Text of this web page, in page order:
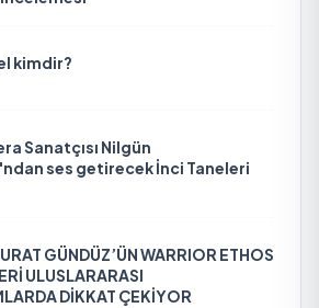
kimdir?
Sanatçısı Nilgün
ses getirecek İnci Taneleri
GÜNDÜZ’ÜN WARRIOR ETHOS
ULUSLARARASI
DİKKAT ÇEKİYOR